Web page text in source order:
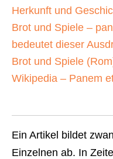
Herkunft und
Brot und Spiele –
bedeutet dieser
Brot und Spiele
Wikipedia – Panem
Ein Artikel bildet
Einzelnen ab. In